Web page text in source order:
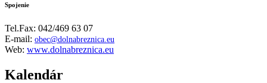
Spojenie
Tel.Fax: 042/469 63 07
E-mail: obec@dolnabreznica.eu
Web: www.dolnabreznica.eu
Kalendár